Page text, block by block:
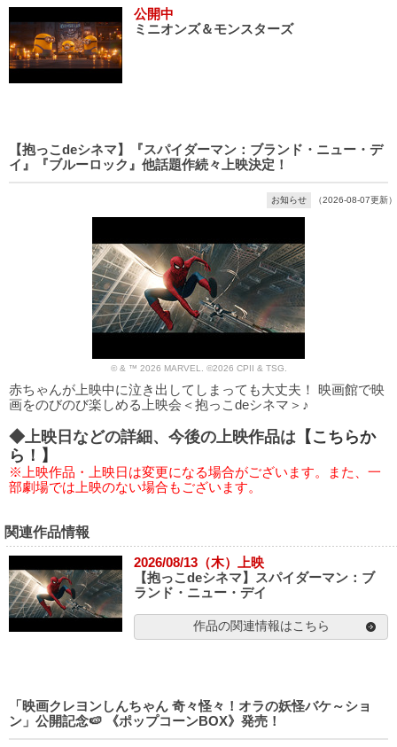
公開中
ミニオンズ＆モンスターズ
【抱っこdeシネマ】『スパイダーマン：ブランド・ニュー・デ
イ』『ブルーロック』他話題作続々上映決定！
お知らせ （2026-08-07更新）
© & ™ 2026 MARVEL. ©2026 CPII & TSG.
赤ちゃんが上映中に泣き出してしまっても大丈夫！ 映画館で映
画をのびのび楽しめる上映会＜抱っこdeシネマ＞♪
◆上映日などの詳細、今後の上映作品は 【こちらか
ら！】
※上映作品・上映日は変更になる場合がございます。また、一
部劇場では上映のない場合もございます。
関連作品情報
2026/08/13（木）上映
【抱っこdeシネマ】スパイダーマン：ブ
ランド・ニュー・デイ
作品の関連情報はこちら
「映画クレヨンしんちゃん 奇々怪々！オラの妖怪バケ～ショ
ン」公開記念🍉 《ポップコーンBOX》発売！